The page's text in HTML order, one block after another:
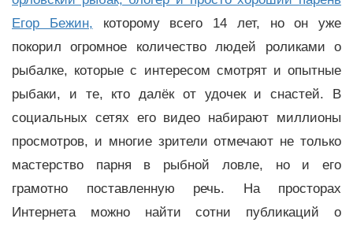
Егор Бежин, которому всего 14 лет, но он уже
покорил огромное количество людей роликами о
рыбалке, которые с интересом смотрят и опытные
рыбаки, и те, кто далёк от удочек и снастей. В
социальных сетях его видео набирают миллионы
просмотров, и многие зрители отмечают не только
мастерство парня в рыбной ловле, но и его
грамотно поставленную речь. На просторах
Интернета можно найти сотни публикаций о